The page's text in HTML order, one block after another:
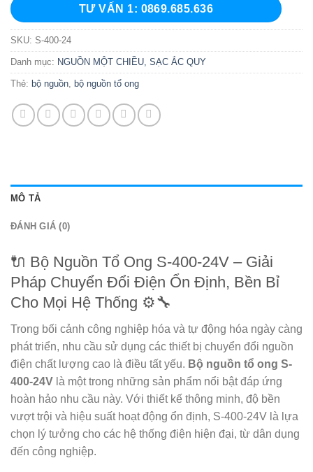
TƯ VẤN 1: 0869.685.636
SKU: S-400-24
Danh mục: NGUỒN MỘT CHIỀU, SẠC ẮC QUY
Thẻ: bộ nguồn bộ nguồn tổ ong
MÔ TẢ
ĐÁNH GIÁ (0)
🔌 Bộ Nguồn Tổ Ong S-400-24V – Giải
Pháp Chuyển Đổi Điện Ổn Định, Bền Bỉ
Cho Mọi Hệ Thống ⚙️🔧
Trong bối cảnh công nghiệp hóa và tự động hóa ngày càng
phát triển, nhu cầu sử dụng các thiết bị chuyển đổi nguồn
điện chất lượng cao là điều tất yếu. Bộ nguồn tổ ong S-
400-24V là một trong những sản phẩm nổi bật đáp ứng
hoàn hảo nhu cầu này. Với thiết kế thông minh, độ bền
vượt trội và hiệu suất hoạt động ổn định, S-400-24V là lựa
chọn lý tưởng cho các hệ thống điện hiện đại, từ dân dụng
đến công nghiệp.